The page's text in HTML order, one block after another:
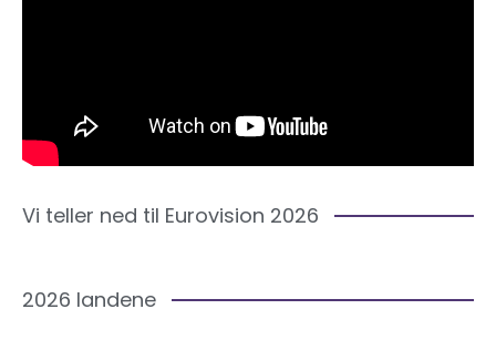
Vi teller ned til Eurovision 2026
2026 landene